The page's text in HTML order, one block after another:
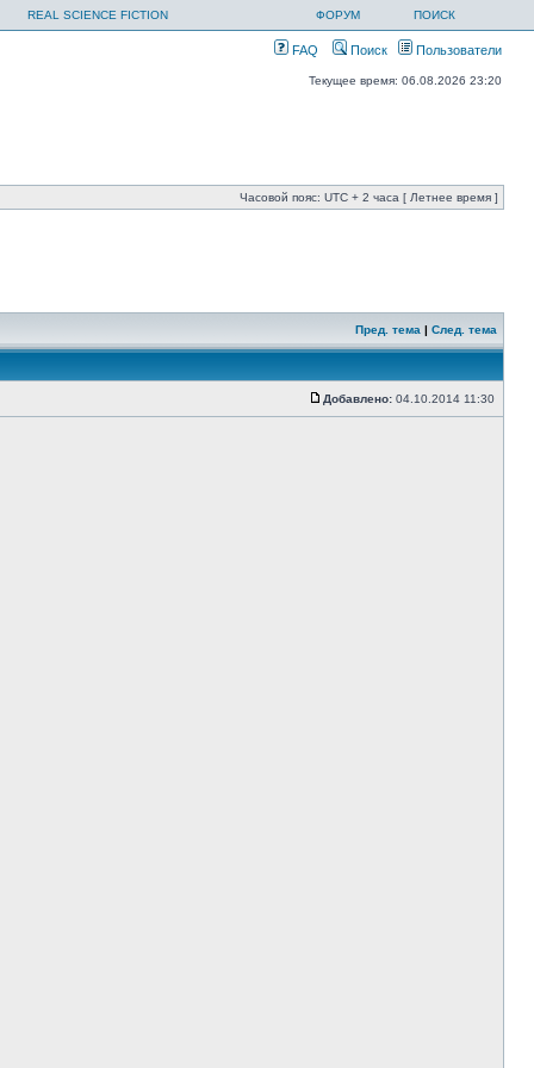
REAL SCIENCE FICTION ФОРУМ ПОИСК
FAQ Поиск Пользователи
Текущее время: 06.08.2026 23:20
Часовой пояс: UTC + 2 часа [ Летнее время ]
Пред. тема | След. тема
Добавлено: 04.10.2014 11:30